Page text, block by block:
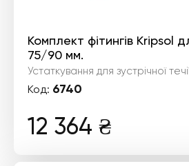
Комплект фітингів Kripsol
75/90 мм.
Устаткування для зустрічної
Код: 6740
12 364 ₴